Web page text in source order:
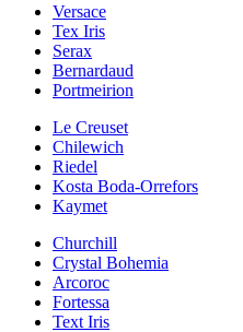
Versace
Tex Iris
Serax
Bernardaud
Portmeirion
Le Creuset
Chilewich
Riedel
Kosta Boda-Orrefors
Kaymet
Churchill
Crystal Bohemia
Arcoroc
Fortessa
Text Iris